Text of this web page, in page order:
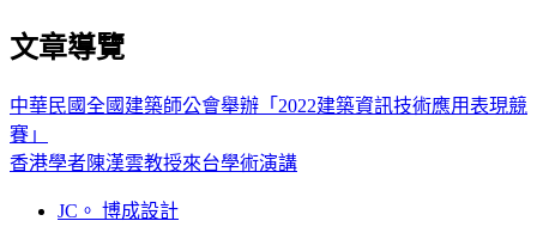
文章導覽
中華民國全國建築師公會舉辦「2022建築資訊技術應用表現競
賽」
香港學者陳漢雲教授來台學術演講
JC。 博成設計